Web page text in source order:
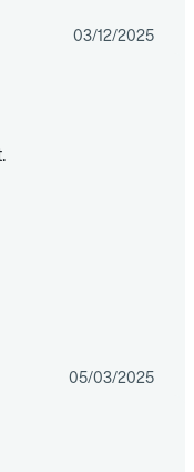
03/12/2025
05/03/2025